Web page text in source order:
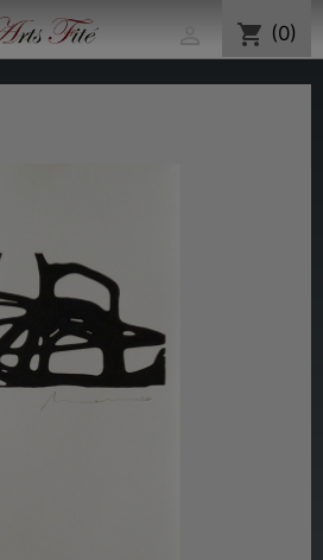
shopping_cart (0)